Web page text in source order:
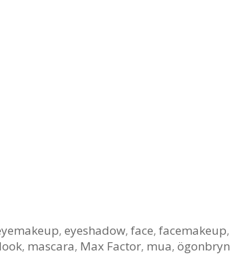
, eyeshadow, face, facemakeup,
, mascara, Max Factor, mua, ögonbryn